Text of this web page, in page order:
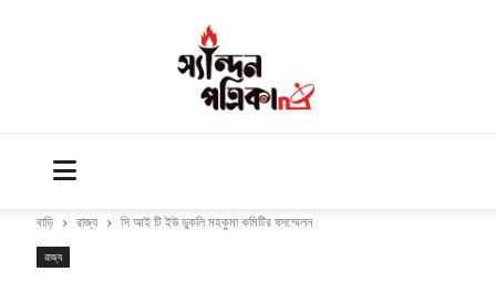
বাড়ি রাজ্য সি আই টি ইউ ডুকলি মহকুমা কমিটির ষসম্মেলন
রাজ্য